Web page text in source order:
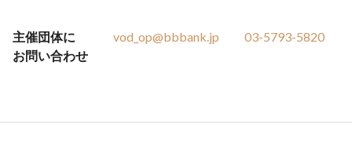
主催団体に
お問い合わせ
vod_op@bbbank.jp 03-5793-5820